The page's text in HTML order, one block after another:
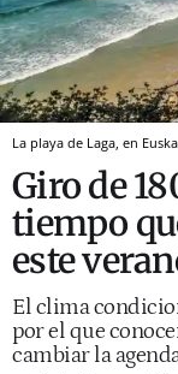
La playa de Laga, en
Giro de
tiempo
este
El clima
por el que
cambiar la